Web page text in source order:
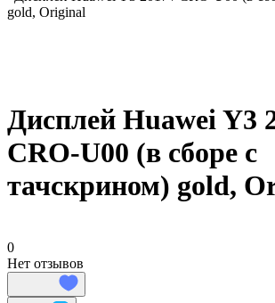
gold, Original
Дисплей Huawei Y3
CRO-U00 (в сборе с
тачскрином) gold,
0
Нет отзывов